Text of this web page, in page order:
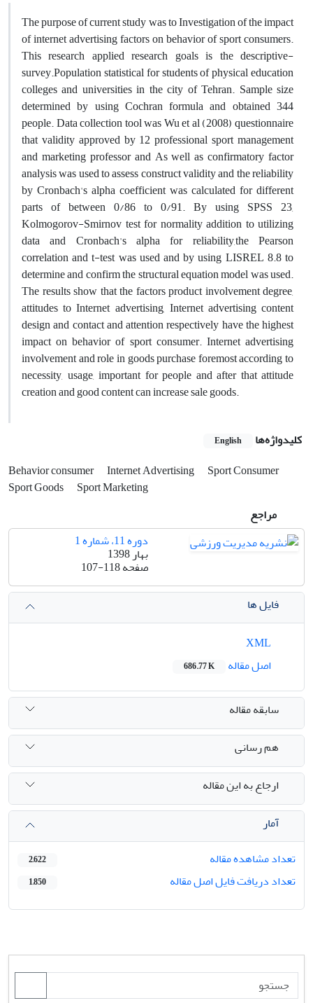
The purpose of current study was to Investigation of the impact
of internet advertising factors on behavior of sport consumers.
This research applied research goals is the descriptive-
survey.Population statistical for students of physical education
colleges and universities in the city of Tehran. Sample size
determined by using Cochran formula and obtained 344
people. Data collection tool was Wu et al (2008) questionnaire
that validity approved by 12 professional sport management
and marketing professor and As well as confirmatory factor
analysis was used to assess construct validity and the reliability
by Cronbach's alpha coefficient was calculated for different
parts of between 0/86 to 0/91. By using SPSS 23,
Kolmogorov-Smirnov test for normality addition to utilizing
data and Cronbach's alpha for reliability,the Pearson
correlation and t-test was used and by using LISREL 8.8 to
determine and confirm the structural equation model was used.
The results show that the factors product involvement degree,
attitudes to Internet advertising, Internet advertising content
design and contact and attention respectively have the highest
impact on behavior of sport consumer. Internet advertising
involvement and role in goods purchase foremost according to
necessity, usage, important for people and after that attitude
creation and good content can increase sale goods.
کلیدواژه‌ها English
Behavior consumer Internet Advertising
Sport Consumer
Sport Goods
Sport Marketing
مراجع
دوره 11، شماره 1
بهار 1398
صفحه107-118
فایل ها
اصل مقاله
686.77 K
سابقه مقاله
هم رسانی
ارجاع به این مقاله
آمار
تعداد مشاهده مقاله
2,622
تعداد دریافت فایل اصل مقاله 1,850